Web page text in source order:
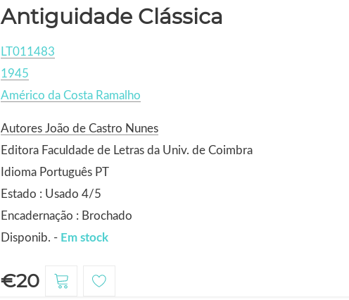
Antiguidade Clássica
LT011483
1945
Américo da Costa Ramalho
Autores João de Castro Nunes
Editora Faculdade de Letras da Univ. de Coimbra
Idioma Português PT
Estado : Usado 4/5
Encadernação : Brochado
Disponib. - Em stock
€20